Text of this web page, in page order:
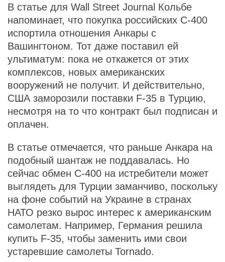
В статье для Wall Street Journal Кольбе
напоминает, что покупка российских С-400
испортила отношения Анкары с
Вашингтоном. Тот даже поставил ей
ультиматум: пока не откажется от этих
комплексов, новых американских
вооружений не получит. И действительно,
США заморозили поставки F-35 в Турцию,
несмотря на то что контракт был подписан и
оплачен.
В статье отмечается, что раньше Анкара на
подобный шантаж не поддавалась. Но
сейчас обмен С-400 на истребители может
выглядеть для Турции заманчиво, поскольку
на фоне событий на Украине в странах
НАТО резко вырос интерес к американским
самолетам. Например, Германия решила
купить F-35, чтобы заменить ими свои
устаревшие самолеты Tornado.